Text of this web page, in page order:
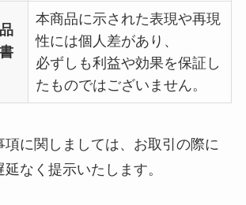
本商品に示された表現や再現
性には個人差があり、
必ずしも利益や効果を保証し
たものではございません。
に関しましては、お取引の際に
なく提示いたします。